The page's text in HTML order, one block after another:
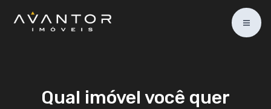
Qual imóvel você quer